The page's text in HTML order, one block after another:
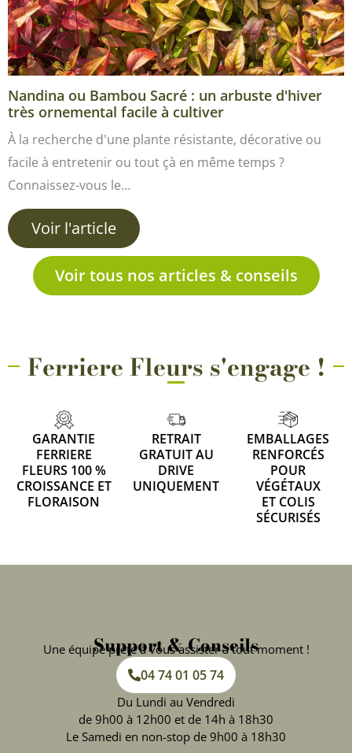
Nandina ou Bambou Sacré : un arbuste d'hiver
très ornemental facile à cultiver
À la recherche d'une plante résistante, décorative ou
facile à entretenir ou tout çà en même temps ?
Connaissez-vous le…
Voir l'article
Voir tous nos articles & conseils
Ferriere Fleurs s'engage !
GARANTIE
FERRIERE
FLEURS 100 %
CROISSANCE ET
FLORAISON
RETRAIT
GRATUIT AU
DRIVE
UNIQUEMENT
EMBALLAGES
RENFORCÉS
POUR
VÉGÉTAUX
ET COLIS
SÉCURISÉS
Support & Conseils
Une équipe prête à vous assister à tout moment !
04 74 01 05 74
Du Lundi au Vendredi
de 9h00 à 12h00 et de 14h à 18h30
Le Samedi en non-stop de 9h00 à 18h30